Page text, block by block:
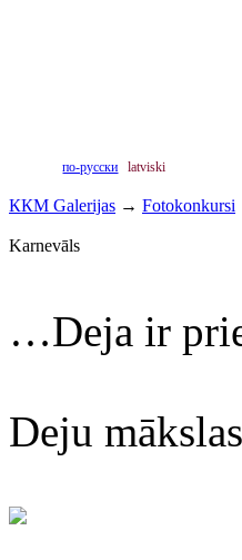
по-русски latviski
ККМ Galerijas → Fotokonkursi
Karnevāls
…Deja ir
Deju